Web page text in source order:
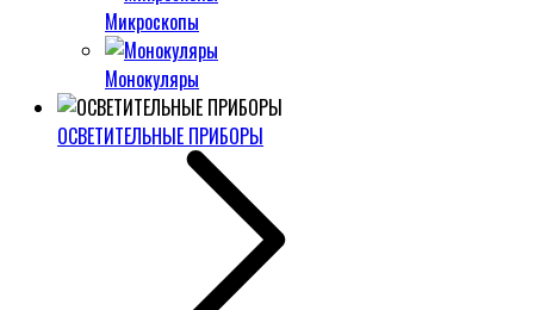
Микроскопы
Монокуляры
ОСВЕТИТЕЛЬНЫЕ ПРИБОРЫ